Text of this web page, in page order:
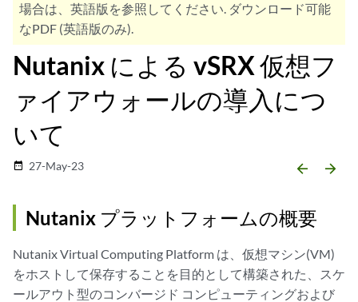
場合は、英語版を参照してください. ダウンロード可能
なPDF (英語版のみ).
Nutanix による vSRX 仮想フ
ァイアウォールの導入につ
いて
date_range 27-May-23 arrow_backward arrow_forward
Nutanix プラットフォームの概要
Nutanix Virtual Computing Platform は、仮想マシン(VM)
をホストして保存することを目的として構築された、スケ
ールアウト型のコンバージド コンピューティングおよび